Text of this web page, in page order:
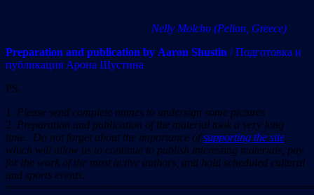
Nelly Molcho (Pelion, Greece)
Preparation and publication by Aaron Shustin / Подготовка и
публикация Арона Шустина
PS.
1. Please send complete names to undersign some pictures
2. Preparation and publication of the material took a very long
time. Do not forget about the importance ofsupporting the site
which will allow us to continue to publish interesting materials, pay
for the work of the most active authors, and hold scheduled cultural
and sports events.